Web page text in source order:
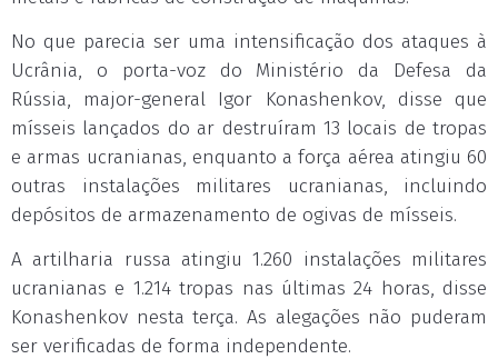
No que parecia ser uma intensificação dos ataques à
Ucrânia, o porta-voz do Ministério da Defesa da
Rússia, major-general Igor Konashenkov, disse que
mísseis lançados do ar destruíram 13 locais de tropas
e armas ucranianas, enquanto a força aérea atingiu 60
outras instalações militares ucranianas, incluindo
depósitos de armazenamento de ogivas de mísseis.
A artilharia russa atingiu 1.260 instalações militares
ucranianas e 1.214 tropas nas últimas 24 horas, disse
Konashenkov nesta terça. As alegações não puderam
ser verificadas de forma independente.